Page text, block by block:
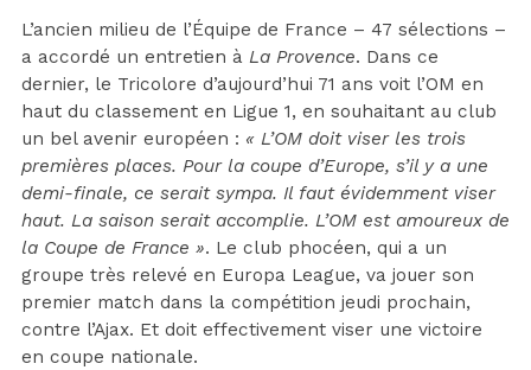
L’ancien milieu de l’Équipe de France – 47 sélections –
a accordé un entretien à La Provence. Dans ce
dernier, le Tricolore d’aujourd’hui 71 ans voit l’OM en
haut du classement en Ligue 1, en souhaitant au club
un bel avenir européen : « L’OM doit viser les trois
premières places. Pour la coupe d’Europe, s’il y a une
demi-finale, ce serait sympa. Il faut évidemment viser
haut. La saison serait accomplie. L’OM est amoureux de
la Coupe de France ». Le club phocéen, qui a un
groupe très relevé en Europa League, va jouer son
premier match dans la compétition jeudi prochain,
contre l’Ajax. Et doit effectivement viser une victoire
en coupe nationale.